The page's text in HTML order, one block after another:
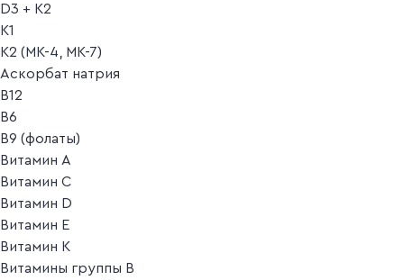
D3 + K2
K1
K2 (MK-4, MK-7)
Аскорбат натрия
В12
В6
В9 (фолаты)
Витамин A
Витамин C
Витамин D
Витамин E
Витамин K
Витамины группы B